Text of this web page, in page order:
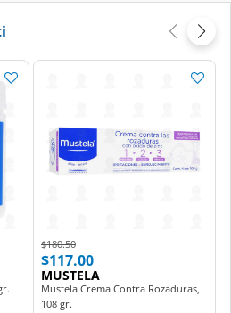
Price reduced from
$180.50to
$117.00
MUSTELA
Mustela Crema Contra Rozaduras,
108 gr.